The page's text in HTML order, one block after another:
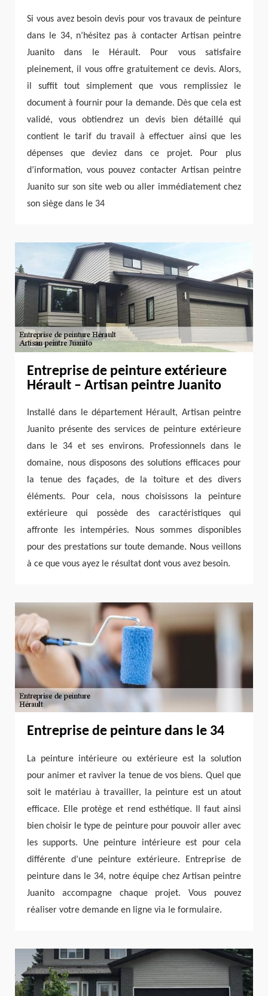
Si vous avez besoin devis pour vos travaux de peinture
dans le 34, n’hésitez pas à contacter Artisan peintre
Juanito dans le Hérault. Pour vous satisfaire
pleinement, il vous offre gratuitement ce devis. Alors,
il suffit tout simplement que vous remplissiez le
document à fournir pour la demande. Dès que cela est
validé, vous obtiendrez un devis bien détaillé qui
contient le tarif du travail à effectuer ainsi que les
dépenses que deviez dans ce projet. Pour plus
d’information, vous pouvez contacter Artisan peintre
Juanito sur son site web ou aller immédiatement chez
son siège dans le 34
Entreprise de peinture extérieure
Hérault – Artisan peintre Juanito
Installé dans le département Hérault, Artisan peintre
Juanito présente des services de peinture extérieure
dans le 34 et ses environs. Professionnels dans le
domaine, nous disposons des solutions efficaces pour
la tenue des façades, de la toiture et des divers
éléments. Pour cela, nous choisissons la peinture
extérieure qui possède des caractéristiques qui
affronte les intempéries. Nous sommes disponibles
pour des prestations sur toute demande. Nous veillons
à ce que vous ayez le résultat dont vous avez besoin.
Entreprise de peinture dans le 34
La peinture intérieure ou extérieure est la solution
pour animer et raviver la tenue de vos biens. Quel que
soit le matériau à travailler, la peinture est un atout
efficace. Elle protège et rend esthétique. Il faut ainsi
bien choisir le type de peinture pour pouvoir aller avec
les supports. Une peinture intérieure est pour cela
différente d’une peinture extérieure. Entreprise de
peinture dans le 34, notre équipe chez Artisan peintre
Juanito accompagne chaque projet. Vous pouvez
réaliser votre demande en ligne via le formulaire.